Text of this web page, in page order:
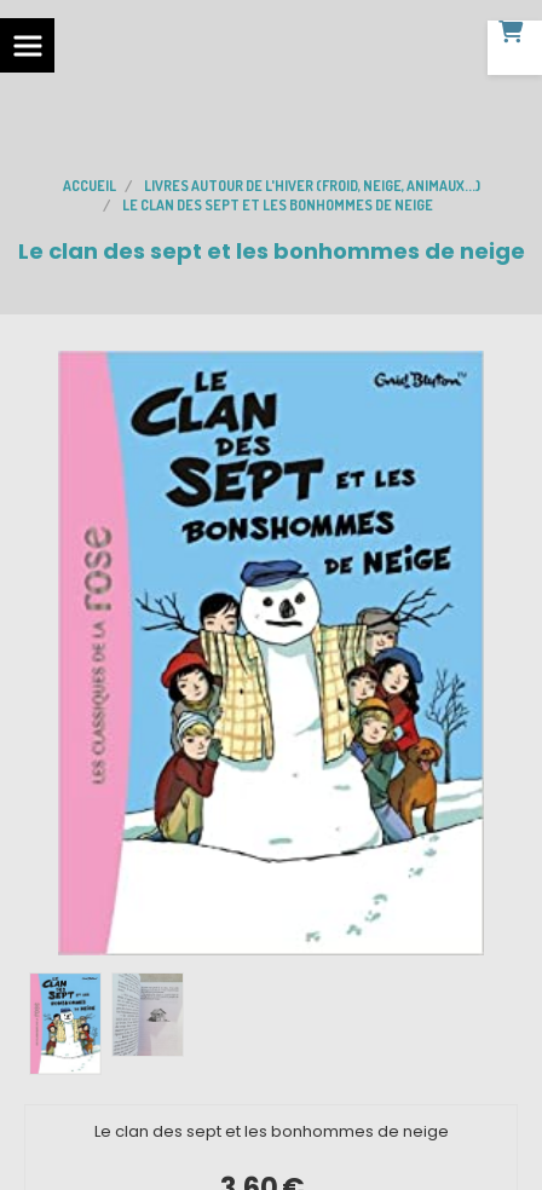
ACCUEIL
LIVRES AUTOUR DE L'HIVER (FROID, NEIGE, ANIMAUX...)
LE CLAN DES SEPT ET LES BONHOMMES DE NEIGE
Le clan des sept et les bonhommes de neige
Le clan des sept et les bonhommes de neige